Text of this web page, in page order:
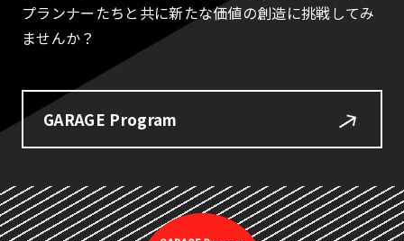
プランナーたちと共に新たな価値の創造に挑戦してみ
ませんか？
GARAGE Program